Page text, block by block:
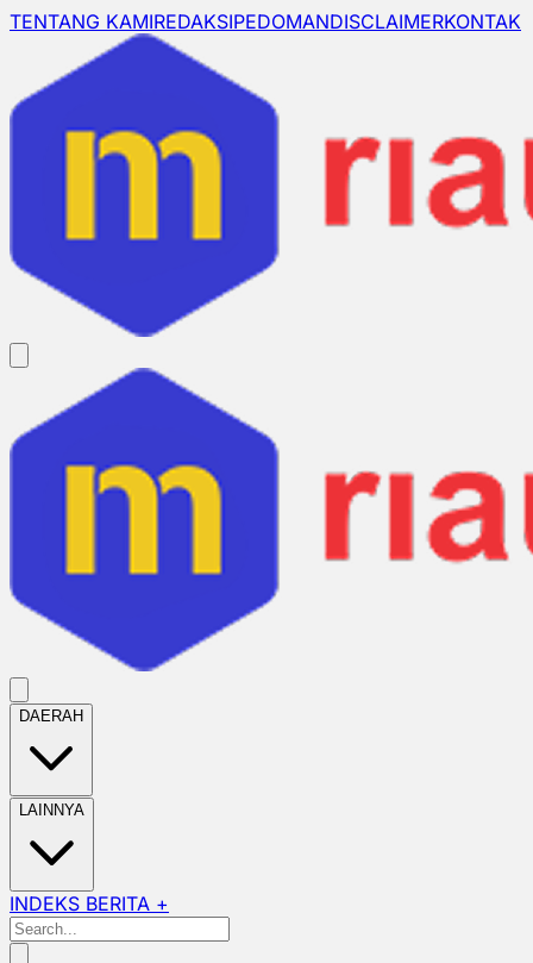
TENTANG KAMIREDAKSIPEDOMANDISCLAIMERKONTAK
DAERAH
LAINNYA
INDEKS BERITA +